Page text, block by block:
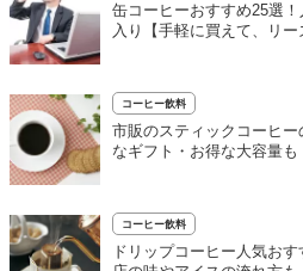
缶コーヒーおすすめ25選
入り【手軽に買えて、リー
コーヒー飲料
市販のスティックコーヒ
なギフト・お得な大容量も
コーヒー飲料
ドリップコーヒー人気お